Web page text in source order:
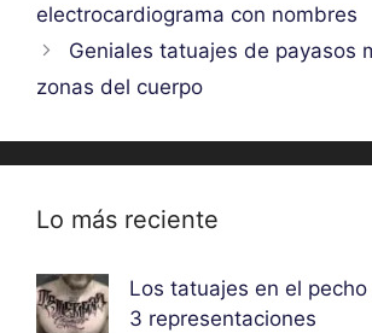
electrocardiograma con nombres
Geniales tatuajes de payasos
zonas del cuerpo
Lo más reciente
Los tatuajes en el
3 representaciones